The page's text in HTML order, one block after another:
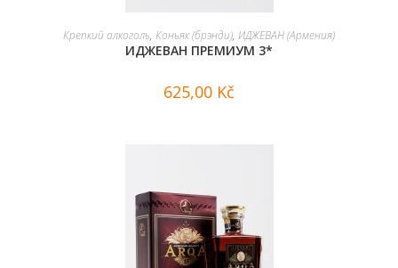
В КОРЗИНУ
Крепкий алкоголь, Коньяк (брэнди), ИДЖЕВАН (Армения)
ИДЖЕВАН ПРЕМИУМ 3*
625,00 Kč